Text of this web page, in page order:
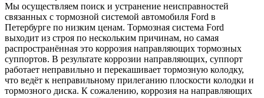
Мы осуществляем поиск и устранение неисправностей
связанных с тормозной системой автомобиля Ford в
Петербурге по низким ценам. Тормозная система Ford
выходит из строя по нескольким причинам, но самая
распространённая это коррозия направляющих тормозных
суппортов. В результате коррозии направляющих, суппорт
работает неправильно и перекашивает тормозную колодку,
что ведёт к неправильному прилеганию плоскости колодки и
тормозного диска. К сожалению, коррозия на направляющих